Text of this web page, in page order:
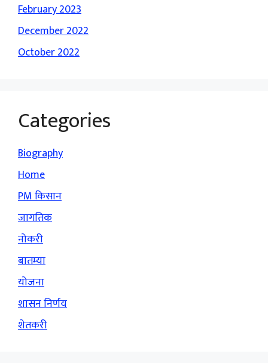
February 2023
December 2022
October 2022
Categories
Biography
Home
PM किसान
जागतिक
नोकरी
बातम्या
योजना
शासन निर्णय
शेतकरी